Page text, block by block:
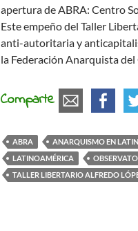
apertura de ABRA: Centro
Este empeño del Taller
anti-autoritaria y
la Federación Anarquista del
Comparte
ABRA ANARQUISMO EN
LATINOAMÉRICA
TALLER LIBERTARIO ALFREDO